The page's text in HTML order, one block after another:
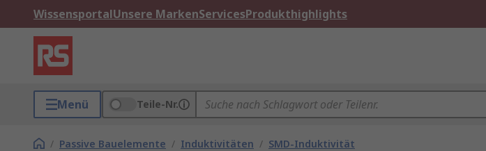
WissensportalUnsere MarkenServicesProdukthighlights
Menü Teile-Nr.
/ Passive Bauelemente / Induktivitäten / SMD-Induktivität